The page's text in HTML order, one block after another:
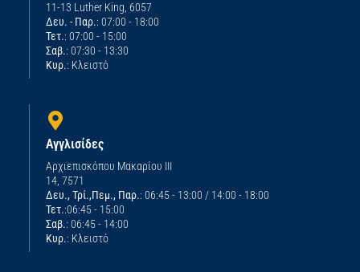
11-13 Luther King, 6057
Δευ. - Παρ.: 07:00 - 18:00
Τετ.: 07:00 - 15:00
Σαβ.: 07:30 - 13:30
Κυρ.: Κλειστό
Αγγλισίδες
Αρχιεπισκόπου Μακαρίου ΙΙΙ
14, 7571
Δευ., Τρί.,Πεμ., Παρ.: 06:45 - 13:00 / 14:00 - 18:00
Τετ.:06:45 - 15:00
Σαβ.: 06:45 - 14:00
Κυρ.: Κλειστό